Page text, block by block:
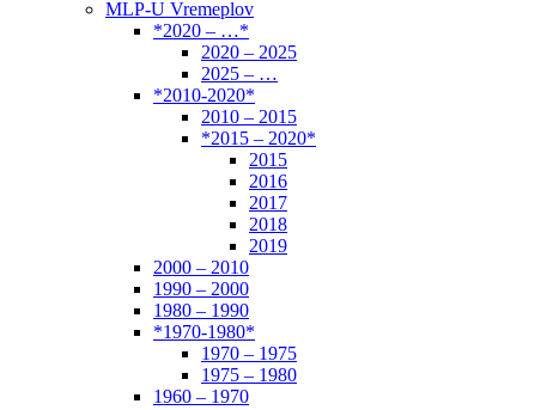
MLP-U Vremeplov
*2020 – …*
2020 – 2025
2025 – …
*2010-2020*
2010 – 2015
*2015 – 2020*
2015
2016
2017
2018
2019
2000 – 2010
1990 – 2000
1980 – 1990
*1970-1980*
1970 – 1975
1975 – 1980
1960 – 1970